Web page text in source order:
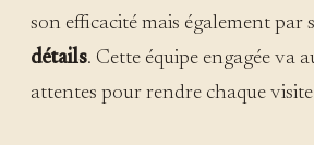
son efficacité mais également par
détails. Cette équipe engagée va
attentes pour rendre chaque